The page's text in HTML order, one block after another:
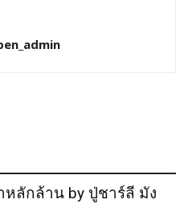
ลักล้าน by ปู่ชาร์ลี มัง